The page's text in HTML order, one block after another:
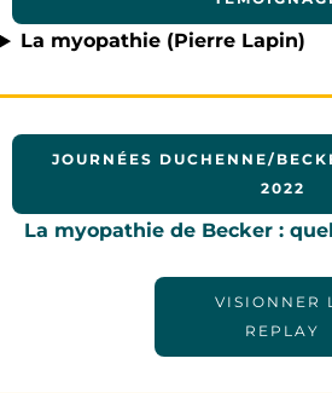
La myopathie (Pierre Lapin)
JOURNÉES DUCHENNE/
2022
La myopathie de Becker :
VISIONNER
REPLAY